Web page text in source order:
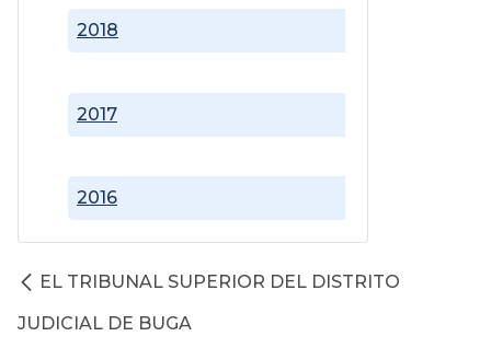
2016
2017
2018
EL TRIBUNAL SUPERIOR DEL DISTRITO
JUDICIAL DE BUGA